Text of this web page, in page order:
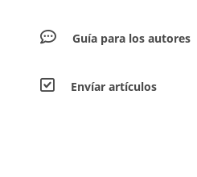
Guía para los autores
Envíar artículos